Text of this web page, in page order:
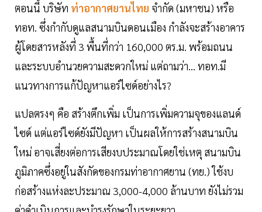
ตอนนี้ บริษัท ท่าอากาศยานไทย จำกัด (มหาชน) หรือ
ทอท. ซึ่งกำกับดูแลสนามบินดอนเมือง กำลังจะสร้างอาคาร
ผู้โดยสารหลังที่ 3 พื้นที่กว่า 160,000 ตร.ม. พร้อมถนน
และระบบอำนวยความสะดวกใหม่ แต่ถามว่า… ทอท.มี
แนวทางการแก้ปัญหาแอร์ไซด์อย่างไร?
แปลตรงๆ คือ สร้างตึกเพิ่ม เป็นการเพิ่มความจุของแลนด์
ไซด์ แต่แอร์ไซด์ยังมีปัญหา เป็นผลให้การสร้างสนามบิน
ใหม่ อาจเสี่ยงต่อการเสียงบประมาณโดยใช่เหตุ สนามบิน
ภูมิภาคซึ่งอยู่ในสังกัดของกรมท่าอากาศยาน (ทย.) ใช้งบ
ก่อสร้างแห่งละประมาณ 3,000-4,000 ล้านบาท ยังไม่รวม